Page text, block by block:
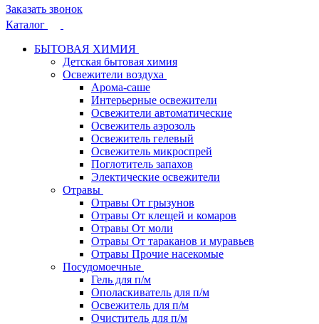
Заказать звонок
Каталог
БЫТОВАЯ ХИМИЯ
Детская бытовая химия
Освежители воздуха
Арома-саше
Интерьерные освежители
Освежители автоматические
Освежитель аэрозоль
Освежитель гелевый
Освежитель микроспрей
Поглотитель запахов
Электические освежители
Отравы
Отравы От грызунов
Отравы От клещей и комаров
Отравы От моли
Отравы От тараканов и муравьев
Отравы Прочие насекомые
Посудомоечные
Гель для п/м
Ополаскиватель для п/м
Освежитель для п/м
Очиститель для п/м